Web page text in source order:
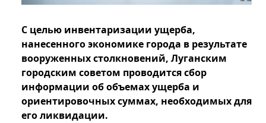
С целью инвентаризации ущерба,
нанесенного экономике города в результате
вооруженных столкновений, Луганским
городским советом проводится сбор
информации об объемах ущерба и
ориентировочных суммах, необходимых для
его ликвидации.